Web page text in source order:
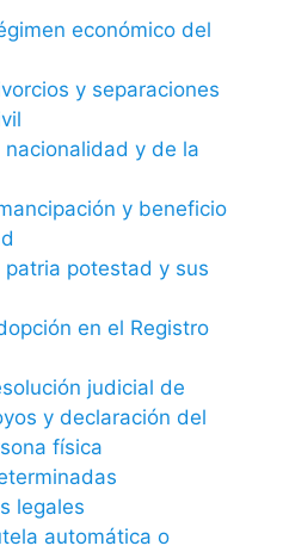
económico del
y separaciones
nacionalidad y de la
y beneficio
patria potestad y sus
en el Registro
judicial de
y declaración del
física
legales
automática o